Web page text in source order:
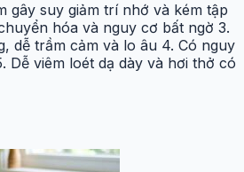
gây suy giảm trí nhớ và kém tập
hóa và nguy cơ bất ngờ 3.
dễ trầm cảm và lo âu 4. Có nguy
Dễ viêm loét dạ dày và hơi thở có